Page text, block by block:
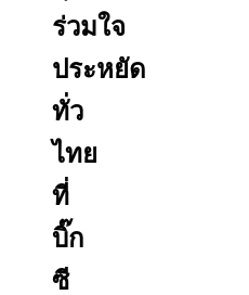
ร่วมใจ
ประหยัด
ทั่ว
ไทย
ที่
บิ๊ก
ซี